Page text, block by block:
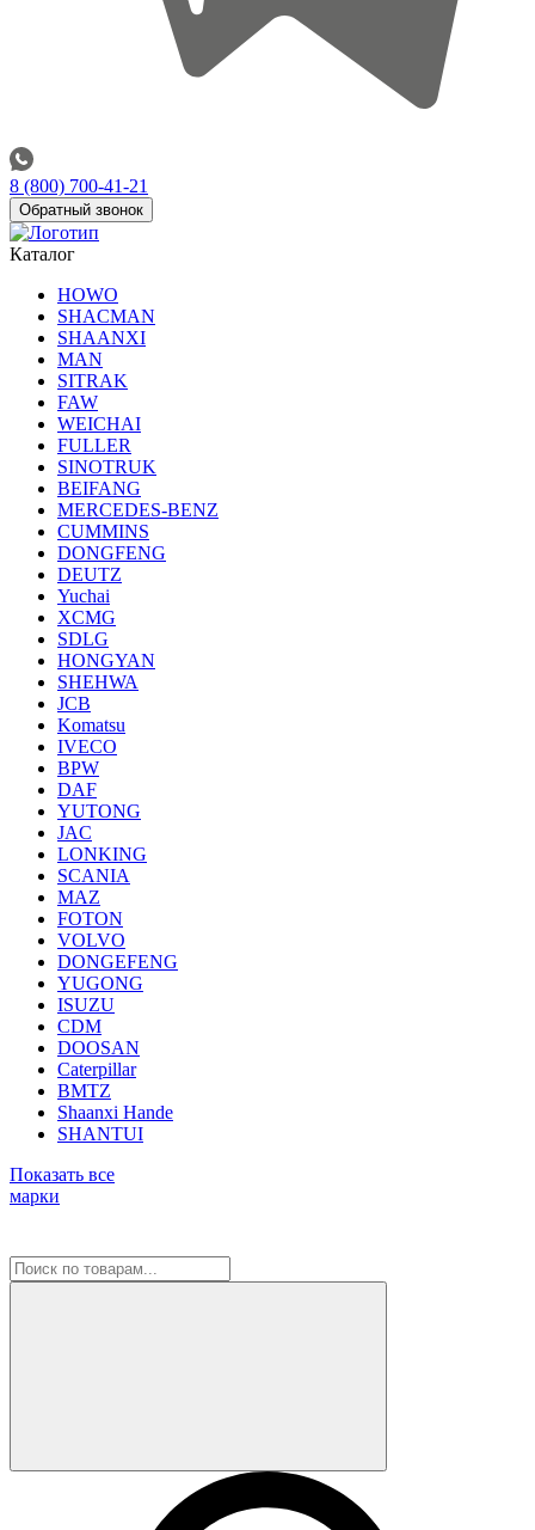
8 (800) 700-41-21
Обратный звонок
Каталог
HOWO
SHACMAN
SHAANXI
MAN
SITRAK
FAW
WEICHAI
FULLER
SINOTRUK
BEIFANG
MERCEDES-BENZ
CUMMINS
DONGFENG
DEUTZ
Yuchai
XCMG
SDLG
HONGYAN
SHEHWA
JCB
Komatsu
IVECO
BPW
DAF
YUTONG
JAC
LONKING
SCANIA
MAZ
FOTON
VOLVO
DONGEFENG
YUGONG
ISUZU
CDM
DOOSAN
Caterpillar
BMTZ
Shaanxi Hande
SHANTUI
Показать все
марки